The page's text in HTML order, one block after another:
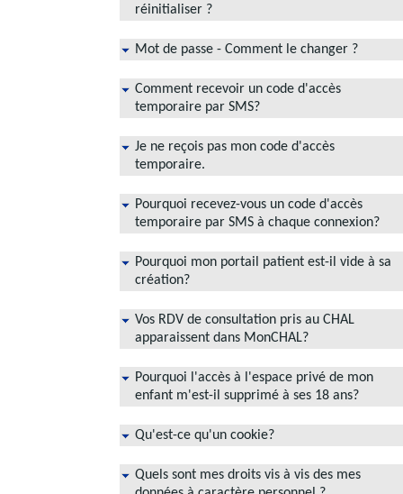
réinitialiser ?
Mot de passe - Comment le changer ?
Comment recevoir un code d'accès
temporaire par SMS?
Je ne reçois pas mon code d'accès
temporaire.
Pourquoi recevez-vous un code d'accès
temporaire par SMS à chaque connexion?
Pourquoi mon portail patient est-il vide à sa
création?
Vos RDV de consultation pris au CHAL
apparaissent dans MonCHAL?
Pourquoi l'accès à l'espace privé de mon
enfant m'est-il supprimé à ses 18 ans?
Qu'est-ce qu'un cookie?
Quels sont mes droits vis à vis des mes